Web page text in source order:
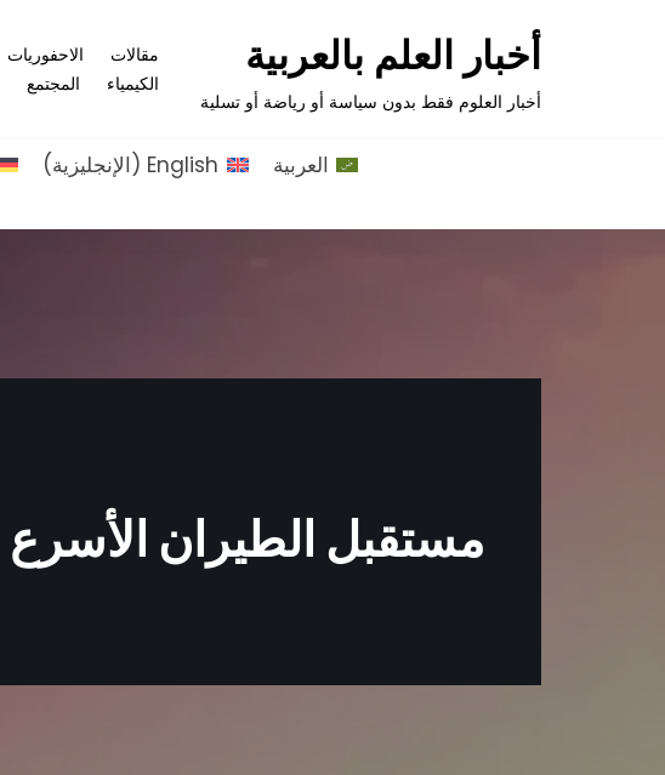
أخبار العلم بالعربية
أخبار العلوم فقط بدون سياسة أو رياضة أو تسلية
مقالات الاحفوريات
الكيمياء
المجتمع
العربية English
(الإنجليزية)